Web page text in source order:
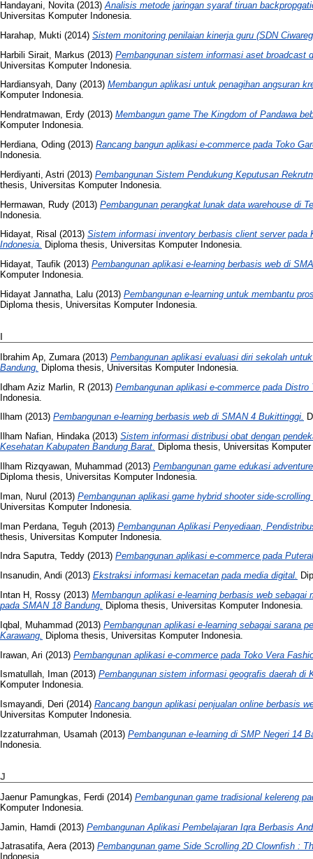
Handayani, Novita(2013)Analisis metode jaringan syaraf tiruan
Universitas Komputer Indonesia.
Harahap, Mukti (2014) Sistem monitoring penilaian kinerja guru (SDN
Harbili Sirait, Markus (2013) Pembangunan sistem informasi aset broadcast
Universitas Komputer Indonesia.
Hardiansyah, Dany (2013) Membangun aplikasi untuk penagihan angsuran
Komputer Indonesia.
Hendratmawan, Erdy (2013) Membangun game The Kingdom of Pandawa
Komputer Indonesia.
Herdiana, Oding (2013) Rancang bangun aplikasi e-commerce pada Toko
Indonesia.
Herdiyanti, Astri (2013) Pembangunan Sistem Pendukung Keputusan
thesis, Universitas Komputer Indonesia.
Hermawan, Rudy (2013) Pembangunan perangkat lunak data warehouse di
Indonesia.
Hidayat, Risal (2013) Sistem informasi inventory berbasis client server
Indonesia. Diploma thesis, Universitas Komputer Indonesia.
Hidayat, Taufik (2013) Pembangunan aplikasi e-learning berbasis web di
Komputer Indonesia.
Hidayat Jannatha, Lalu (2013) Pembangunan e-learning untuk membantu
Diploma thesis, Universitas Komputer Indonesia.
I
Ibrahim Ap, Zumara (2013) Pembangunan aplikasi evaluasi diri sekolah
Bandung.
Diploma thesis, Universitas Komputer Indonesia.
Idham Aziz Marlin, R (2013) Pembangunan aplikasi e-commerce pada Distro
Indonesia.
Ilham (2013) Pembangunan e-learning berbasis web di SMAN 4 Bukittinggi.
Ilham Nafian, Hindaka(2013) Sistem informasi distribusi obat dengan
Kesehatan Kabupaten Bandung Barat. Diploma thesis, Universitas
Ilham Rizqyawan, Muhammad (2013) Pembangunan game edukasi
Diploma thesis, Universitas Komputer Indonesia.
Iman, Nurul (2013) Pembangunan aplikasi game hybrid shooter side-
Universitas Komputer Indonesia.
Iman Perdana, Teguh (2013) Pembangunan Aplikasi Penyediaan,
thesis, Universitas Komputer Indonesia.
Indra Saputra, Teddy (2013) Pembangunan aplikasi e-commerce pada
Insanudin, Andi (2013) Ekstraksi informasi kemacetan pada media digital.
Intan H, Rossy (2013) Membangun aplikasi e-learning berbasis web
pada SMAN 18 Bandung.
Diploma thesis, Universitas Komputer Indonesia.
Iqbal, Muhammad (2013) Pembangunan aplikasi e-learning sebagai sarana
Karawang. Diploma thesis, Universitas Komputer Indonesia.
Irawan, Ari (2013) Pembangunan aplikasi e-commerce pada Toko Vera
Ismatullah, Iman (2013) Pembangunan sistem informasi geografis daerah di
Komputer Indonesia.
Ismayandi, Deri (2014) Rancang bangun aplikasi penjualan online berbasis
Universitas Komputer Indonesia.
Izzaturrahman, Usamah (2013) Pembangunan e-learning di SMP Negeri 14
Indonesia.
J
Jaenur Pamungkas, Ferdi (2014) Pembangunan game tradisional kelereng
Komputer Indonesia.
Jamin, Hamdi (2013) Pembangunan Aplikasi Pembelajaran Iqra Berbasis
Jatrasatifa, Aera(2013) Pembangunan game Side Scrolling 2D Clownfish :
Indonesia.